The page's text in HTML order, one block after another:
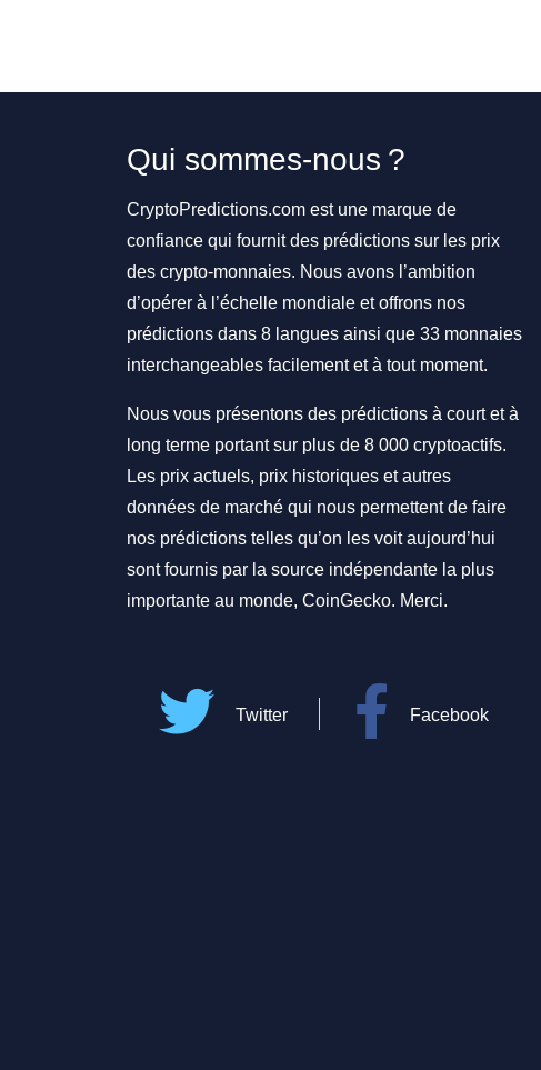
Qui sommes-nous ?
CryptoPredictions.com est une marque de
confiance qui fournit des prédictions sur les prix
des crypto-monnaies. Nous avons l’ambition
d’opérer à l’échelle mondiale et offrons nos
prédictions dans 8 langues ainsi que 33 monnaies
interchangeables facilement et à tout moment.
Nous vous présentons des prédictions à court et à
long terme portant sur plus de 8 000 cryptoactifs.
Les prix actuels, prix historiques et autres
données de marché qui nous permettent de faire
nos prédictions telles qu’on les voit aujourd’hui
sont fournis par la source indépendante la plus
importante au monde, CoinGecko. Merci.
Twitter Facebook